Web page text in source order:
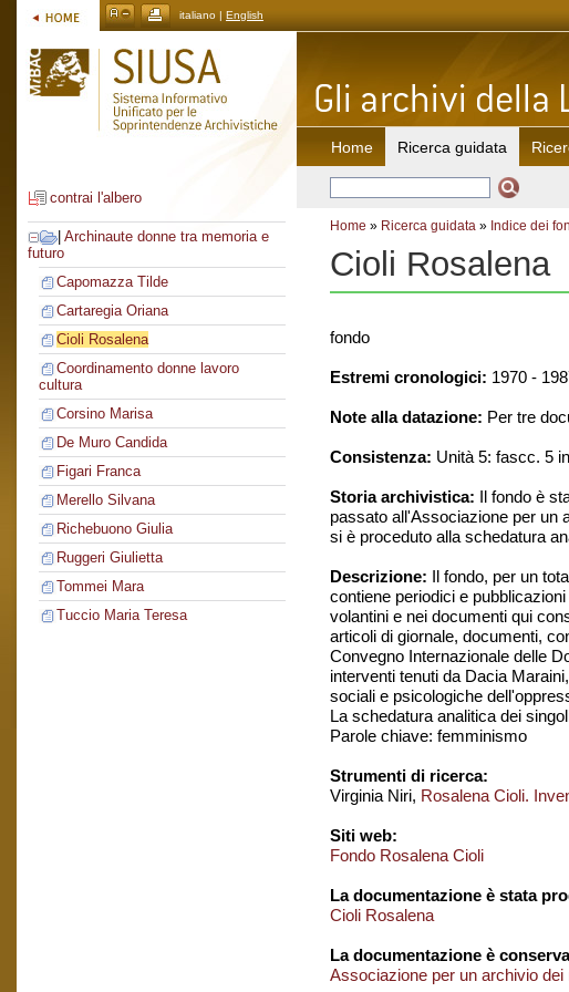
italiano | English
contrai l'albero
Archinaute donne tra memoria e
futuro
Capomazza Tilde
Cartaregia Oriana
Cioli Rosalena
Coordinamento donne lavoro
cultura
Corsino Marisa
De Muro Candida
Figari Franca
Merello Silvana
Richebuono Giulia
Ruggeri Giulietta
Tommei Mara
Tuccio Maria Teresa
Home Ricerca guidata
Home » Ricerca guidata » Indice dei
Cioli Rosalena
fondo
Estremi cronologici: 1970 -
Note alla datazione: Per tre
Consistenza: Unità 5: fascc. 5
Storia archivistica: Il fondo è
passato all'Associazione per un
si è proceduto alla schedatura
Descrizione: Il fondo, per un
contiene periodici e
volantini e nei documenti qui
articoli di giornale, documenti,
Convegno Internazionale delle
interventi tenuti da Dacia
sociali e psicologiche
La schedatura analitica dei
Parole chiave: femminismo
Strumenti di ricerca:
Virginia Niri, Rosalena Cioli.
Siti web:
Fondo Rosalena Cioli
La documentazione è stata
Cioli Rosalena
La documentazione è
Associazione per un archivio dei